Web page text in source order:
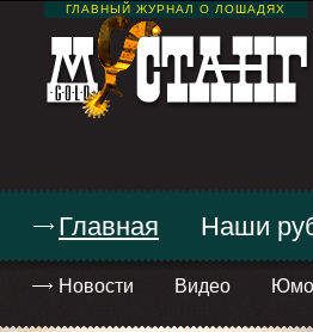
ГЛАВНЫЙ ЖУРНАЛ О ЛОШАДЯХ
Главная
Новости Видео
Наши